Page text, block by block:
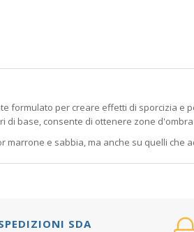
formulato per creare effetti di sporcizia e
di base, consente di ottenere zone
e sabbia, ma anche su quelli che
SDA